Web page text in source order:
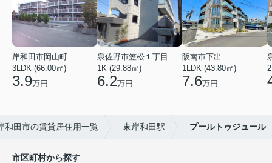
岸和田市岡山町
3LDK (66.00㎡)
3.9万円
泉佐野市笠松１丁目
1K (29.88㎡)
6.2万円
阪南市下出
1LDK (43.80㎡)
7.6万円
和田市の賃貸居住用一覧 東岸和田駅 プールトゥジュール
市区町村から探す